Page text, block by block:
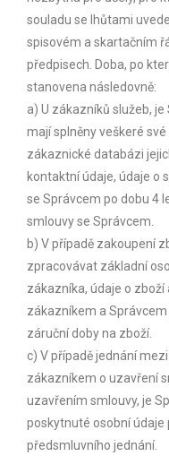
souladu se lhůtami
spisovém a skartačním
předpisech. Doba, po
stanovena následovně:
a) U zákazníků služeb,
mají splněny veškeré
zákaznické databázi
kontaktní údaje, údaje o
se Správcem po dobu 4
smlouvy se Správcem.
b) V případě zakoupení
zpracovávat základní
zákazníka, údaje o
zákazníkem a
záruční doby na zboží.
c) V případě jednání
zákazníkem o uzavření
uzavřením smlouvy, je
poskytnuté osobní údaje
předsmluvního jednání.